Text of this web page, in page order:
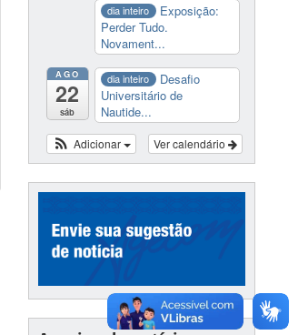
dia inteiro
Exposição:
Perder Tudo.
Novament...
AGO
22
sáb
dia inteiro
Desafio
Universitário de
Nautide...
Ver calendário
Adicionar